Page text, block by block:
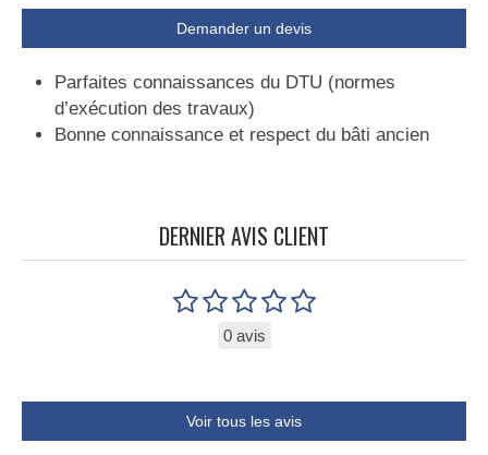
Demander un devis
Parfaites connaissances du DTU (normes
d’exécution des travaux)
Bonne connaissance et respect du bâti ancien
DERNIER AVIS CLIENT
0 avis
Voir tous les avis